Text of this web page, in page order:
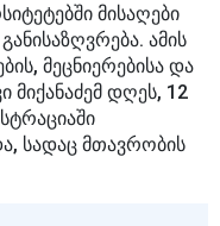
მისაღები
ამის
მეცნიერებისა და
მიქანაძემ დღეს, 12
სადაც მთავრობის